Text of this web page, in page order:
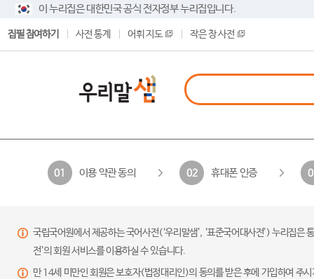
이 누리집은 대한민국 공식 전자정부 누리집입니다.
집필 참여하기 사전 통계 어휘 지도 작은 창 사전
01 이용 약관 동의 02 휴대폰 인증
국립국어원에서 제공하는 국어사전(‘우리말샘’, ‘표준국어대사전’) 누리집
전’의 회원 서비스를 이용하실 수 있습니다.
만 14세 미만인 회원은 보호자(법정대리인)의 동의를 받은 후에 가입하여 주